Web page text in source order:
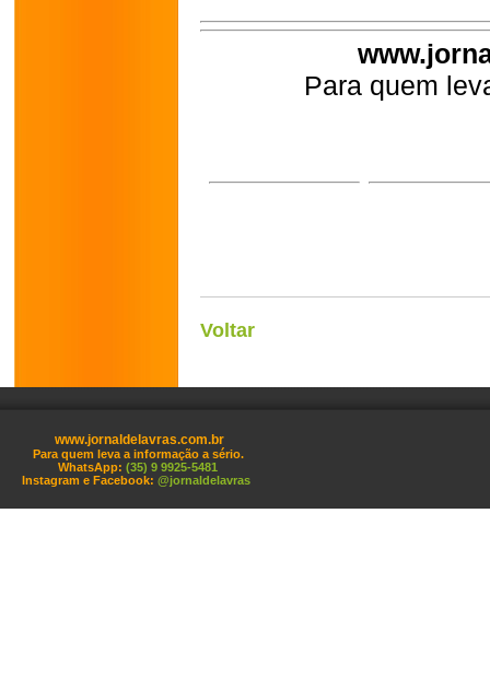
Para quem
Voltar
www.jornaldelavras.com.br
Para quem leva a informação a sério.
WhatsApp: (35) 9 9925-5481
Instagram e Facebook: @jornaldelavras